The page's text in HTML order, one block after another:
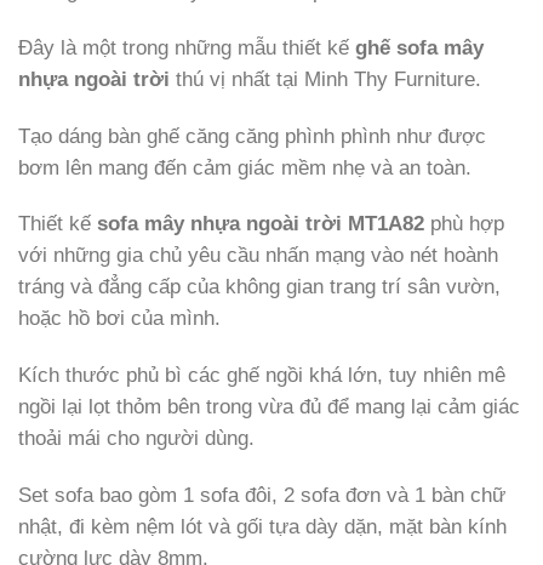
Đây là một trong những mẫu thiết kế ghế sofa mây
nhựa ngoài trời thú vị nhất tại Minh Thy Furniture.
Tạo dáng bàn ghế căng căng phình phình như được
bơm lên mang đến cảm giác mềm nhẹ và an toàn.
Thiết kế sofa mây nhựa ngoài trời MT1A82 phù hợp
với những gia chủ yêu cầu nhấn mạng vào nét hoành
tráng và đẳng cấp của không gian trang trí sân vườn,
hoặc hồ bơi của mình.
Kích thước phủ bì các ghế ngồi khá lớn, tuy nhiên mê
ngồi lại lọt thỏm bên trong vừa đủ để mang lại cảm giác
thoải mái cho người dùng.
Set sofa bao gòm 1 sofa đôi, 2 sofa đơn và 1 bàn chữ
nhật, đi kèm nệm lót và gối tựa dày dặn, mặt bàn kính
cường lực dày 8mm.